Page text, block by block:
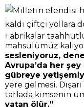
Fabrikalar
mahsulümüz
sesleniyoruz,
Avrupa’da her
gübreye
yere gelmesi.
tarlada kimsenin
vatan ölür.”